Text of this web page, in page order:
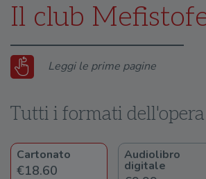
Il club
Leggi le prime pagine
Tutti i formati dell'opera
Cartonato
€18.60
Audiolibro
digitale